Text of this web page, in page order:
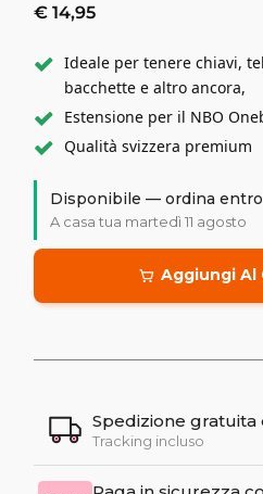
€ 14,95
Ideale per tenere chiavi,
bacchette e altro ancora,
Estensione per il NBO
Qualità svizzera premium
Disponibile — ordina entro
A casa tua martedì 11 agosto
Aggiungi Al
Spedizione gratuita
Tracking incluso